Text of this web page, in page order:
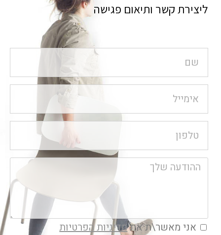
ליצירת קשר ותיאום פגישה
אני מאשר\ת אתמדיניות הפרטיות